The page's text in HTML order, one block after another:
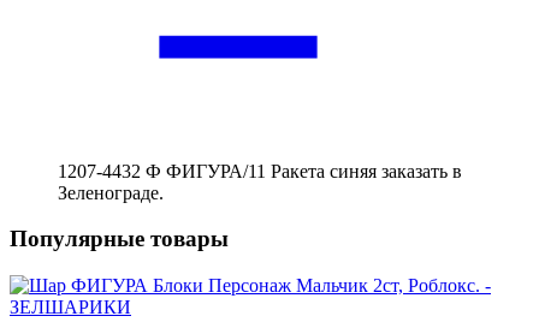
1207-4432 Ф ФИГУРА/11 Ракета синяя заказать в
Зеленограде.
Популярные товары